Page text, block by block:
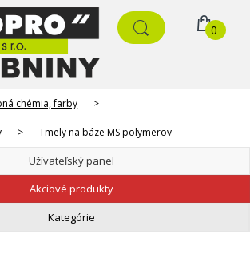
0
chémia, farby >
> Tmely na báze MS polymerov
Užívateľský panel
Akciové produkty
Kategórie